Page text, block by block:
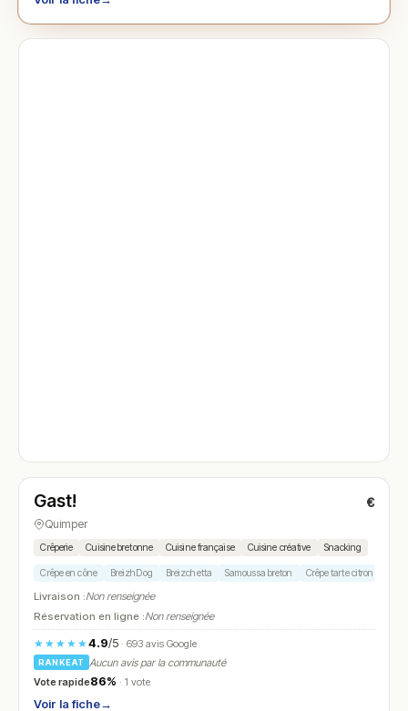
N° 4
Gast! €
Quimper
Crêperie Cuisine bretonne Cuisine française Cuisine créative Snacking
Crêpe en cône BreizhDog Breizchetta Samoussa breton Crêpe tarte citron
Livraison :Non renseignée
Réservation en ligne :Non renseignée
★★★★★4.9/5· 693 avis Google
RANKEAT
Aucun avis par la communauté
Vote rapide86% · 1 vote
Voir la fiche→